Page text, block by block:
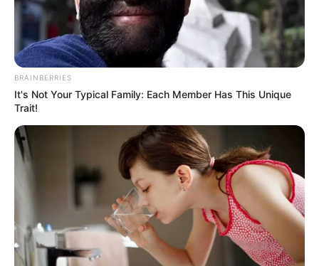
BRAINBERRIES
It's Not Your Typical Family: Each Member Has This Unique
Trait!